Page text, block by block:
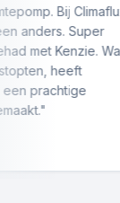
Climaflux
Super
Waar